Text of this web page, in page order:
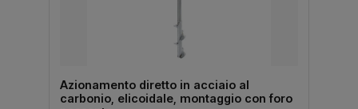
Azionamento diretto in acciaio al
carbonio, elicoidale, montaggio con foro